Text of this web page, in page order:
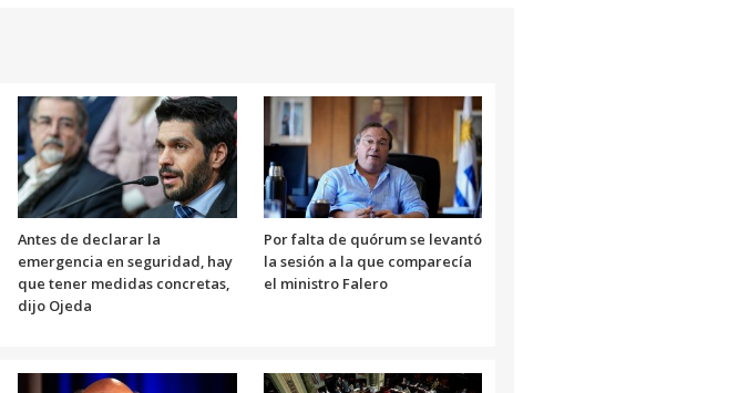
Antes de declarar la
emergencia en seguridad, hay
que tener medidas concretas,
dijo Ojeda
Por falta de quórum se levantó
la sesión a la que comparecía
el ministro Falero